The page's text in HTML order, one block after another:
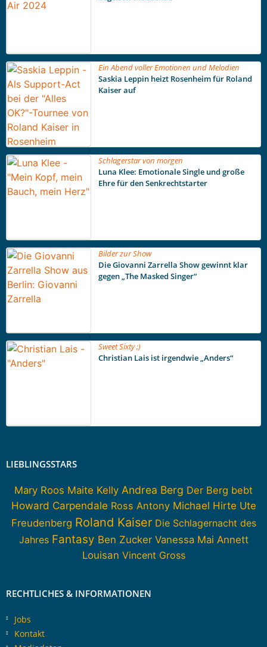
Ein Abend voller Emotionen und Melodien
Saskia Leppin heizt Rosenheim für Roland
Kaiser auf
Schlagerstar von morgen
Luna Klee: Emotionale Single und große
Ehre für den Senkrechtstarter
Bilder zur Show
Die Giovanni Zarrella Show gewinnt klar
gegen „The Masked Singer“
Sweet Sixty ;)
Christian Lais ist irgendwie „Anders“
LIEBLINGSSTARS
Mary Roos Maite Kelly Andrea Berg Der Berg bebt
Howard Carpendale Ross Antony Michael Hirte Ute
Freudenberg Roland Kaiser Die Schlagernacht des
Jahres Fantasy Ben Zucker Vanessa Mai Annett
Louisan Vincent Gross
RECHTLICHES & INFORMATIONEN
Jobs
Kontakt